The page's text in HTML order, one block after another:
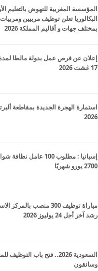
البكالوريا تعلن توظيف مربيين ومربيات
بمختلف جهات و أقاليم المملكة 2026
إعلان عن فرص عمل بدولة مالطا
17 غشت 2026
2026
إسبانيا : مطلوب 100
2700 يورو شهريًا
مباراة توظيف 300 منصب
رشد آخر أجل 24 يوليوز 2026
السعودية 2026.. فتح باب
وسائقون